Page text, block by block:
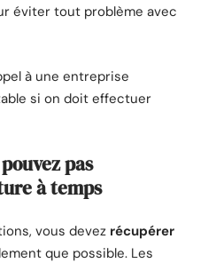
éviter tout problème avec
à une entreprise
si on doit effectuer
pas
à temps
vous devez récupérer
que possible. Les